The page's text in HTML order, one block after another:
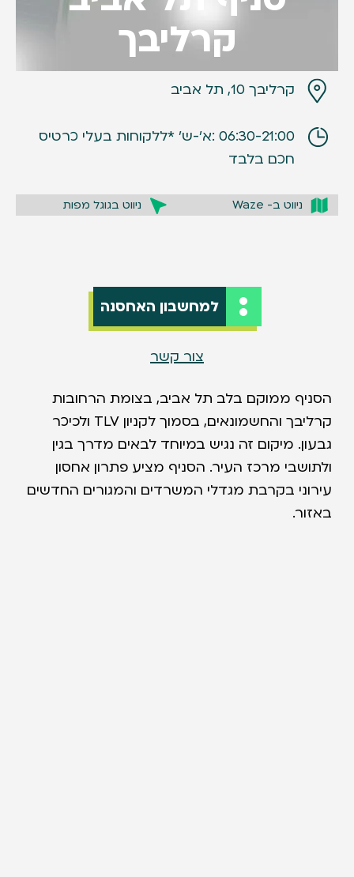
קרליבך 10, תל אביב
06:30-21:00 :א׳-ש׳ *ללקוחות בעלי כרטיס
חכם בלבד
ניווט ב- Waze ניווט בגוגל מפות
למחשבון האחסנה
צור קשר
הסניף ממוקם בלב תל אביב, בצומת הרחובות
קרליבך והחשמונאים, בסמוך לקניון TLV ולכיכר
גבעון. מיקום זה נגיש במיוחד לבאים מדרך בגין
ולתושבי מרכז העיר. הסניף מציע פתרון אחסון
עירוני בקרבת מגדלי המשרדים והמגורים החדשים
באזור.
קרליבך